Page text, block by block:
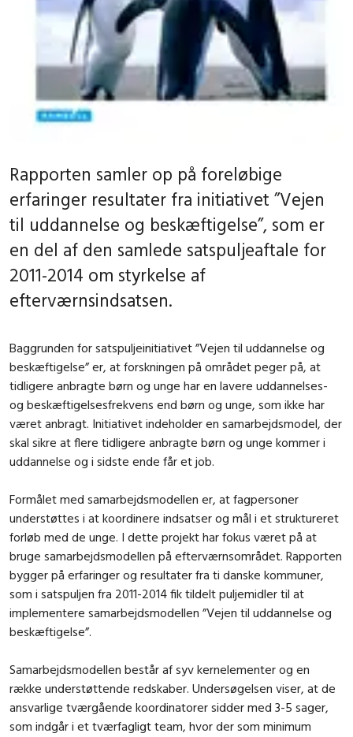
Rapporten samler op på foreløbige
erfaringer resultater fra initiativet ”Vejen
til uddannelse og beskæftigelse”, som er
en del af den samlede satspuljeaftale for
2011-2014 om styrkelse af
efterværnsindsatsen.
Baggrunden for satspuljeinitiativet ”Vejen til uddannelse og
beskæftigelse” er, at forskningen på området peger på, at
tidligere anbragte børn og unge har en lavere uddannelses-
og beskæftigelsesfrekvens end børn og unge, som ikke har
været anbragt. Initiativet indeholder en samarbejdsmodel, der
skal sikre at flere tidligere anbragte børn og unge kommer i
uddannelse og i sidste ende får et job.
Formålet med samarbejdsmodellen er, at fagpersoner
understøttes i at koordinere indsatser og mål i et struktureret
forløb med de unge. I dette projekt har fokus været på at
bruge samarbejdsmodellen på efterværnsområdet. Rapporten
bygger på erfaringer og resultater fra ti danske kommuner,
som i satspuljen fra 2011-2014 fik tildelt puljemidler til at
implementere samarbejdsmodellen ”Vejen til uddannelse og
beskæftigelse”.
Samarbejdsmodellen består af syv kernelementer og en
række understøttende redskaber. Undersøgelsen viser, at de
ansvarlige tværgående koordinatorer sidder med 3-5 sager,
som indgår i et tværfagligt team, hvor der som minimum